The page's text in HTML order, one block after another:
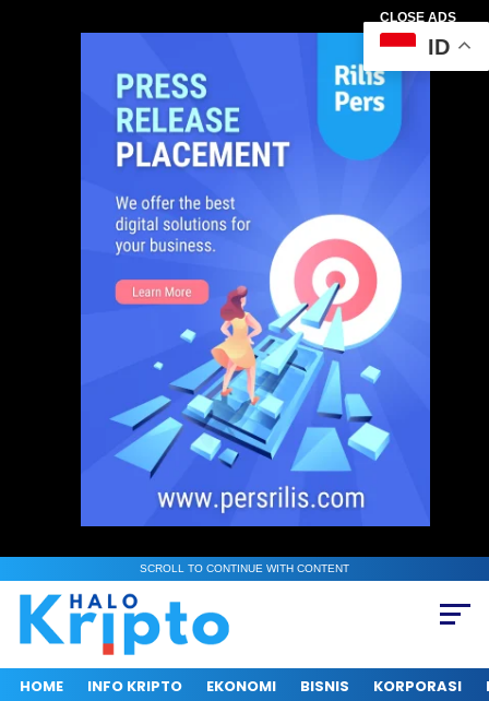
CLOSE ADS
SCROLL TO CONTINUE WITH CONTENT
HOME INFO KRIPTO EKONOMI BISNIS KORPORASI
ID